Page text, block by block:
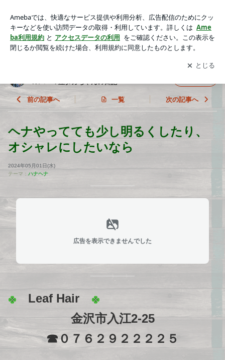
川県 金沢市 入江２－２５ 美容室 Leaf HAIR パーマ屋タカちゃ
んの日記
アプリをダウンロードして ブログの更新通知
を受け取りまし
ょう。
開く
R パーマ屋タカちゃんの日記
前の記事へ 一覧 次の記事へ
ヘナやってても少し明るくしたり、
オシャレにしたいなら
2024年05月01日(水)
テーマ： ハナヘナ
広告を表示できませんでした
Leaf Hair
金沢市入江2-25
☎０７６２９２２２２５